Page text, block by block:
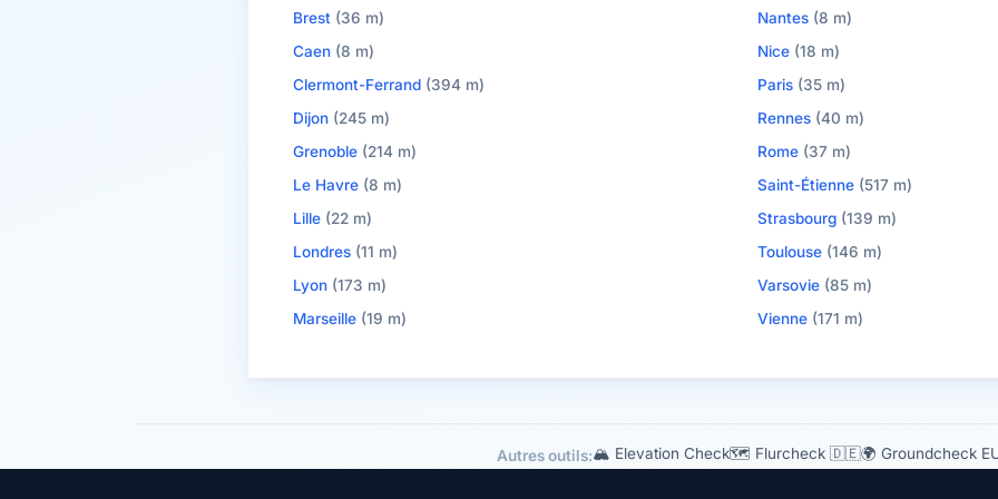
Brest (36 m)
Caen (8 m)
Clermont-Ferrand (394 m)
Dijon (245 m)
Grenoble (214 m)
Le Havre (8 m)
Lille (22 m)
Londres (11 m)
Lyon (173 m)
Marseille (19 m)
Nantes (8 m)
Nice (18 m)
Paris (35 m)
Rennes (40 m)
Rome (37 m)
Saint-Étienne (517 m)
Strasbourg (139 m)
Toulouse (146 m)
Varsovie (85 m)
Vienne (171 m)
Autres outils:🏔 Elevation Check🗺️ Flurcheck 🇩🇪🌍 Groundcheck